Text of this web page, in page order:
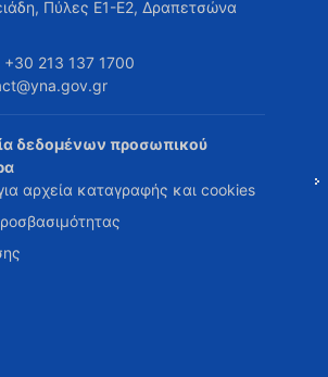
Πύλες Ε1-Ε2, Δραπετσώνα
+30 213 137 1700
δεδομένων προσωπικού
αρχεία καταγραφής και cookies